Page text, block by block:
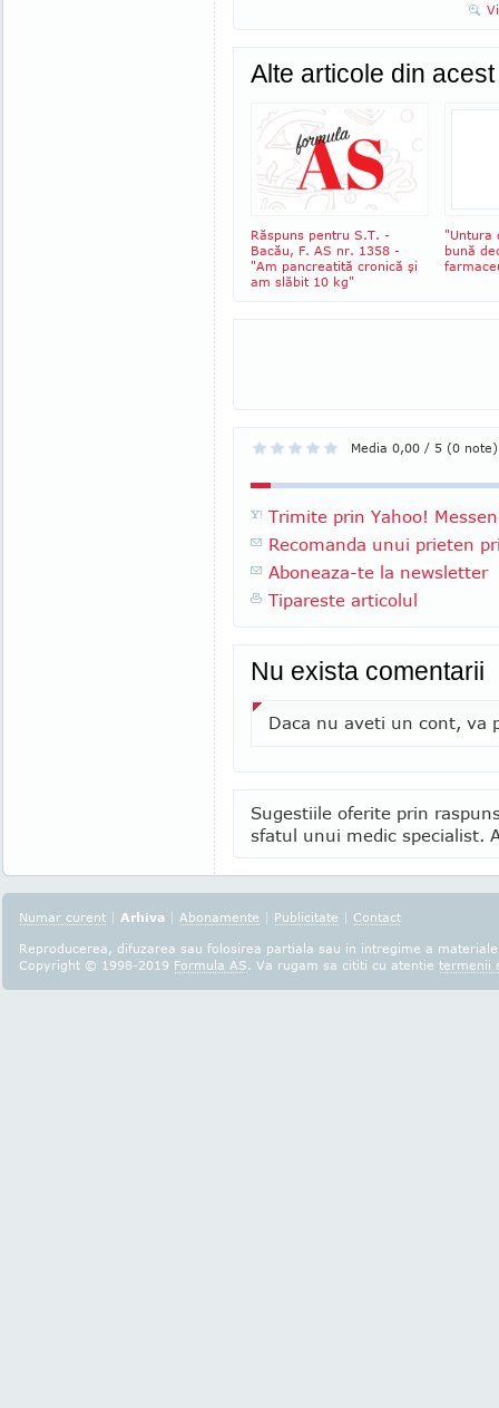
Alte articole din
Răspuns pentru S.T. -
Bacău, F. AS nr. 1358 -
"Am pancreatită cronică şi
am slăbit 10 kg"
"Untura
bună
Media 0,00 / 5 (0 note)
Trimite prin Yahoo!
Recomanda unui prieten
Aboneaza-te la newsletter
Tipareste articolul
Nu exista comentarii
Daca nu aveti un cont, va
Sugestiile oferite prin
sfatul unui medic specialist.
Numar curent | Arhiva | Abonamente | Publicitate | Contact
Reproducerea, difuzarea sau folosirea partiala sau in intregime a
Copyright © 1998-2019 Formula AS. Va rugam sa cititi cu atentie termenii